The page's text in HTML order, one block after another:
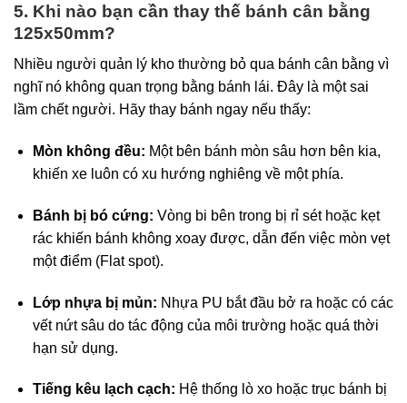
5. Khi nào bạn cần thay thế bánh cân bằng
125x50mm?
Nhiều người quản lý kho thường bỏ qua bánh cân bằng vì
nghĩ nó không quan trọng bằng bánh lái. Đây là một sai
lầm chết người. Hãy thay bánh ngay nếu thấy:
Mòn không đều: Một bên bánh mòn sâu hơn bên kia,
khiến xe luôn có xu hướng nghiêng về một phía.
Bánh bị bó cứng: Vòng bi bên trong bị rỉ sét hoặc kẹt
rác khiến bánh không xoay được, dẫn đến việc mòn vẹt
một điểm (Flat spot).
Lớp nhựa bị mủn: Nhựa PU bắt đầu bở ra hoặc có các
vết nứt sâu do tác động của môi trường hoặc quá thời
hạn sử dụng.
Tiếng kêu lạch cạch: Hệ thống lò xo hoặc trục bánh bị